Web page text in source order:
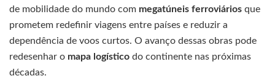
de mobilidade do mundo com megatúneis ferroviários que
prometem redefinir viagens entre países e reduzir a
dependência de voos curtos. O avanço dessas obras pode
redesenhar o mapa logístico do continente nas próximas
décadas.